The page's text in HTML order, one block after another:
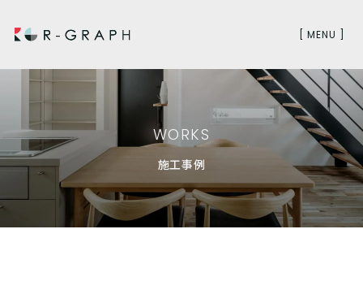
[ MENU ]
WORKS
施工事例